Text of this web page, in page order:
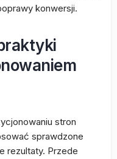
konwersji.
stron
sprawdzone
rezultaty. Przede